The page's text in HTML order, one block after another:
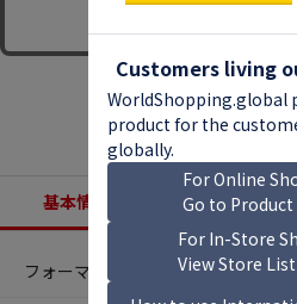
基本情報 収録内容
フォーマット CDアルバム